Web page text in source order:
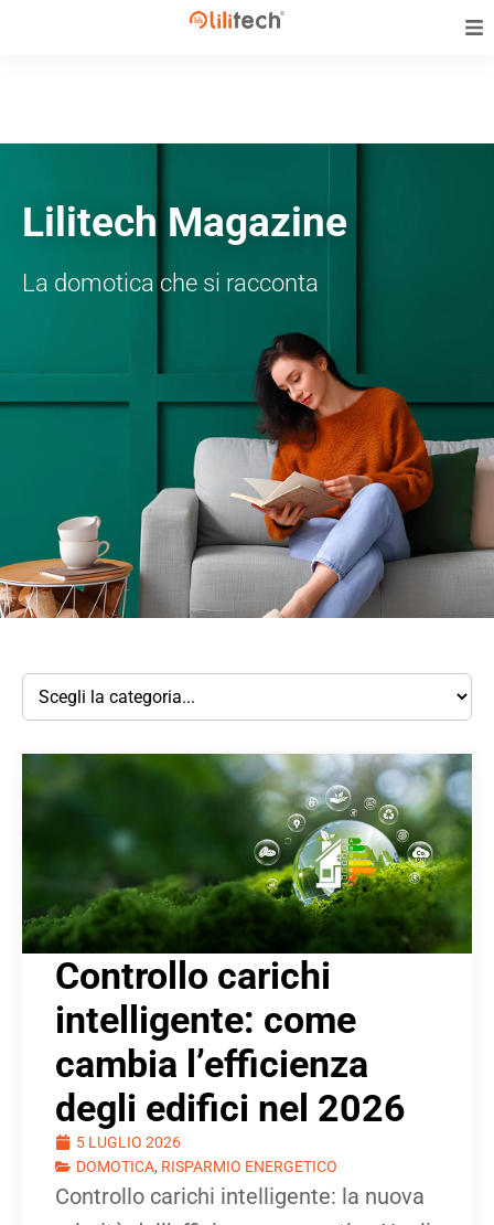
Lilitech Magazine
La domotica che si racconta
Controllo carichi
intelligente: come
cambia l’efficienza
degli edifici nel 2026
5 LUGLIO 2026
DOMOTICA, RISPARMIO ENERGETICO
Controllo carichi intelligente: la nuova